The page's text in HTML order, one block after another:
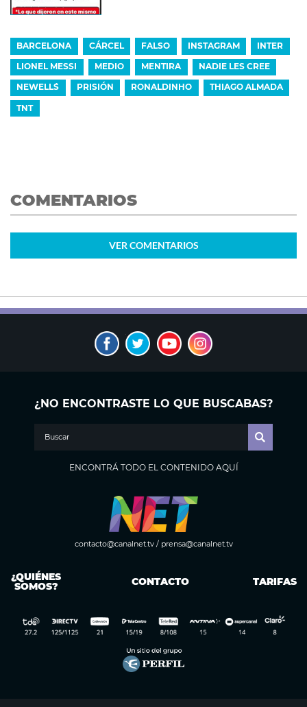
BARCELONA CÁRCEL FALSO INSTAGRAM INTER
LIONEL MESSI MEDIO MENTIRA NADIE LES CREE
NEWELL´S PRISIÓN RONALDINHO THIAGO ALMADA
TNT
COMENTARIOS
VER COMENTARIOS
¿NO ENCONTRASTE LO QUE BUSCABAS?
ENCONTRÁ TODO EL CONTENIDO AQUÍ
contacto@canalnet.tv/ prensa@canalnet.tv
¿QUIÉNES
SOMOS? CONTACTO TARIFAS